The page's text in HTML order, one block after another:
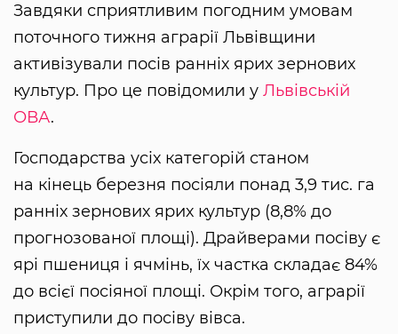
Завдяки сприятливим погодним умовам
поточного тижня аграрії Львівщини
активізували посів ранніх ярих зернових
культур. Про це повідомили у Львівській
ОВА.
Господарства усіх категорій станом
на кінець березня посіяли понад 3,9 тис. га
ранніх зернових ярих культур (8,8% до
прогнозованої площі). Драйверами посіву є
ярі пшениця і ячмінь, їх частка складає 84%
до всієї посіяної площі. Окрім того, аграрії
приступили до посіву вівса.